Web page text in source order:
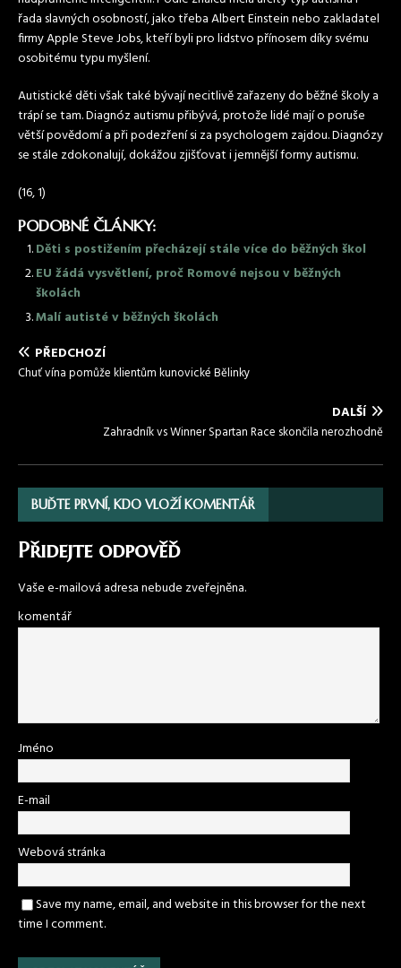
řada slavných osobností, jako třeba Albert Einstein nebo zakladatel
firmy Apple Steve Jobs, kteří byli pro lidstvo přínosem díky svému
osobitému typu myšlení.
Autistické děti však také bývají necitlivě zařazeny do běžné školy a
trápí se tam. Diagnóz autismu přibývá, protože lidé mají o poruše
větší povědomí a při podezření si za psychologem zajdou. Diagnózy
se stále zdokonalují, dokážou zjišťovat i jemnější formy autismu.
(16, 1)
PODOBNÉ ČLÁNKY:
Děti s postižením přecházejí stále více do běžných škol
EU žádá vysvětlení, proč Romové nejsou v běžných
školách
Malí autisté v běžných školách
PŘEDCHOZÍ
Chuť vína pomůže klientům kunovické Bělinky
DALŠÍ
Zahradník vs Winner Spartan Race skončila nerozhodně
BUĎTE PRVNÍ, KDO VLOŽÍ KOMENTÁŘ
Přidejte odpověď
Vaše e-mailová adresa nebude zveřejněna.
komentář
Jméno
E-mail
Webová stránka
Save my name, email, and website in this browser for the next
time I comment.